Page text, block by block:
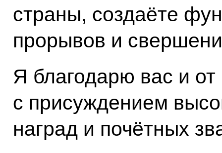
страны, создаёте
прорывов и
Я благодарю вас и
с присуждением
наград и почётных